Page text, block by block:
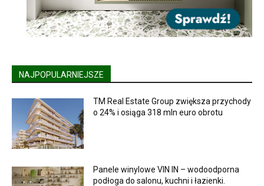
NAJPOPULARNIEJSZE
TM Real Estate Group zwiększa przychody
o 24% i osiąga 318 mln euro obrotu
Panele winylowe VIN IN – wodoodporna
podłoga do salonu, kuchni i łazienki.